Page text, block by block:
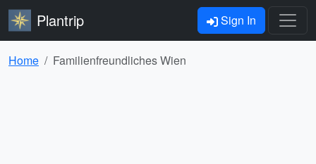
Plantrip Sign In
Home Familienfreundliches Wien